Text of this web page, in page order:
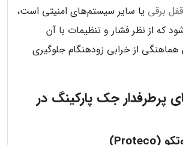
قفل برقی یا سایر سیستم‌های امنیتی است،
که از نظر فشار و تنظیمات با آن
از خرابی زودهنگام جلوگیری
پرطرفدار جک پارکینگ در